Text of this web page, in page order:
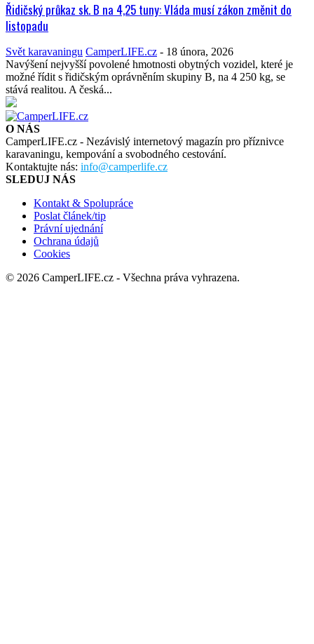
Řidičský průkaz sk. B na 4,25 tuny: Vláda musí zákon změnit do
listopadu
Svět karavaningu CamperLIFE.cz - 18 února, 2026
Navýšení nejvyšší povolené hmotnosti obytných vozidel, které je
možné řídit s řidičským oprávněním skupiny B, na 4 250 kg, se
stává realitou. A česká...
O NÁS
CamperLIFE.cz - Nezávislý internetový magazín pro příznivce
karavaningu, kempování a svobodného cestování.
Kontaktujte nás: info@camperlife.cz
SLEDUJ NÁS
Kontakt & Spolupráce
Poslat článek/tip
Právní ujednání
Ochrana údajů
Cookies
© 2026 CamperLIFE.cz - Všechna práva vyhrazena.